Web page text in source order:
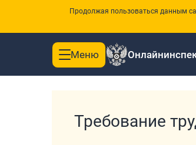
Продолжая пользоваться данным
Toggle
navigation
Меню
Главная |Перечень требований
Требование